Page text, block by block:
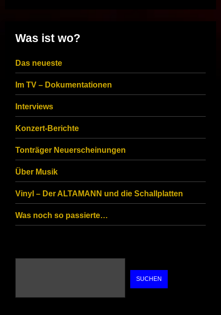
Was ist wo?
Das neueste
Im TV – Dokumentationen
Interviews
Konzert-Berichte
Tonträger Neuerscheinungen
Über Musik
Vinyl – Der ALTAMANN und die Schallplatten
Was noch so passierte…
SUCHEN